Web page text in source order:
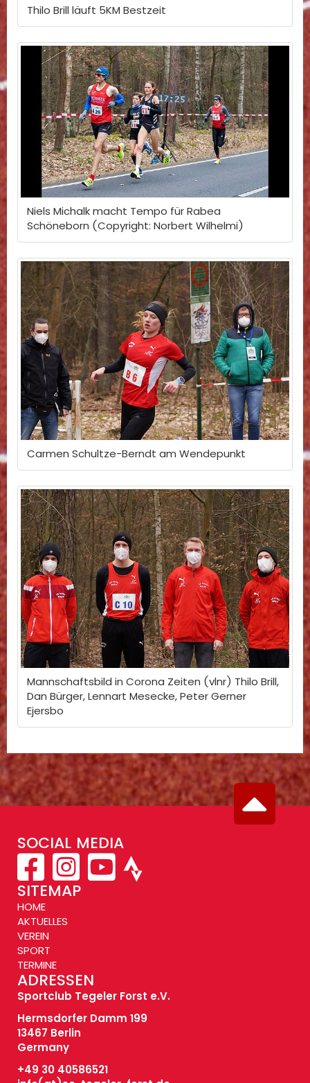
Thilo Brill läuft 5KM Bestzeit
Niels Michalk macht Tempo für Rabea
Schöneborn (Copyright: Norbert Wilhelmi)
Carmen Schultze-Berndt am Wendepunkt
Mannschaftsbild in Corona Zeiten (vlnr) Thilo Brill,
Dan Bürger, Lennart Mesecke, Peter Gerner
Ejersbo
SOCIAL MEDIA
SITEMAP
HOME
AKTUELLES
VEREIN
SPORT
TERMINE
ADRESSEN
Sportclub Tegeler Forst e.V.
Hermsdorfer Damm 199
13467 Berlin
Germany
+49 30 40586521